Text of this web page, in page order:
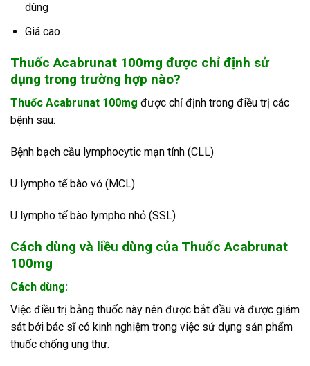
dùng
Giá cao
Thuốc Acabrunat 100mg được chỉ định sử
dụng trong trường hợp nào?
Thuốc Acabrunat 100mg được chỉ định trong điều trị các
bệnh sau:
Bệnh bạch cầu lymphocytic mạn tính (CLL)
U lympho tế bào vỏ (MCL)
U lympho tế bào lympho nhỏ (SSL)
Cách dùng và liều dùng của Thuốc Acabrunat
100mg
Cách dùng:
Việc điều trị bằng thuốc này nên được bắt đầu và được giám
sát bởi bác sĩ có kinh nghiệm trong việc sử dụng sản phẩm
thuốc chống ung thư.